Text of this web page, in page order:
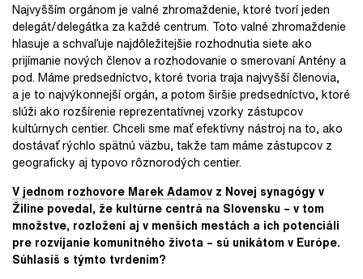
Najvyšším orgánom je valné zhromaždenie, ktoré tvorí jeden
delegát/delegátka za každé centrum. Toto valné zhromaždenie
hlasuje a schvaľuje najdôležitejšie rozhodnutia siete ako
prijímanie nových členov a rozhodovanie o smerovaní Antény a
pod. Máme predsedníctvo, ktoré tvoria traja najvyšší členovia,
a je to najvýkonnejší orgán, a potom širšie predsedníctvo, ktoré
slúži ako rozšírenie reprezentatívnej vzorky zástupcov
kultúrnych centier. Chceli sme mať efektívny nástroj na to, ako
dostávať rýchlo spätnú väzbu, takže tam máme zástupcov z
geograficky aj typovo rôznorodých centier.
V jednom rozhovore Marek Adamov z Novej synagógy v
Žiline povedal, že kultúrne centrá na Slovensku – v tom
množstve, rozložení aj v menších mestách a ich potenciáli
pre rozvíjanie komunitného života – sú unikátom v Európe.
Súhlasíš s týmto tvrdením?